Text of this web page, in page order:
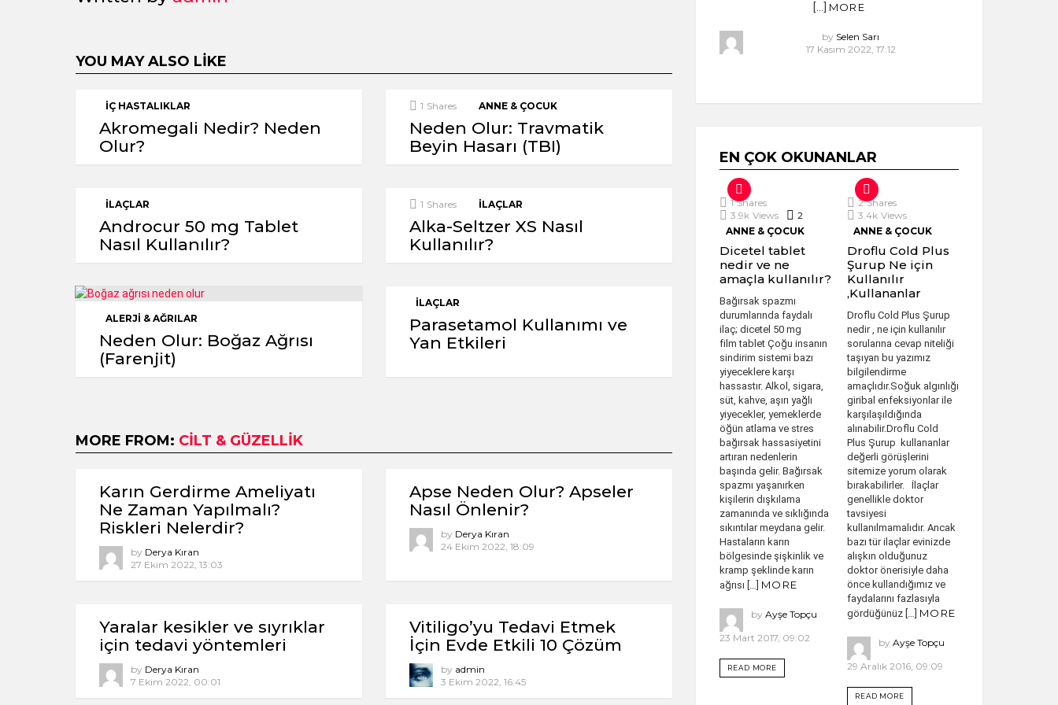
YOU MAY ALSO LIKE
İÇ HASTALIKLAR
Akromegali Nedir? Neden
Olur?
1 Shares ANNE & ÇOCUK
Neden Olur: Travmatik
Beyin Hasarı (TBI)
İLAÇLAR
Androcur 50 mg Tablet
Nasıl Kullanılır?
1 Shares İLAÇLAR
Alka-Seltzer XS Nasıl
Kullanılır?
ALERJI & AĞRILAR
Neden Olur: Boğaz Ağrısı
(Farenjit)
İLAÇLAR
Parasetamol Kullanımı ve
Yan Etkileri
MORE FROM: CILT & GÜZELLIK
Karın Gerdirme Ameliyatı
Ne Zaman Yapılmalı?
Riskleri Nelerdir?
by Derya Kıran
27 Ekim 2022, 13:03
Apse Neden Olur? Apseler
Nasıl Önlenir?
by Derya Kıran
24 Ekim 2022, 18:09
Yaralar kesikler ve sıyrıklar
için tedavi yöntemleri
by Derya Kıran
7 Ekim 2022, 00:01
Vitiligo’yu Tedavi Etmek
İçin Evde Etkili 10 Çözüm
by admin
3 Ekim 2022, 16:45
[…] MORE
by Selen Sarı
17 Kasım 2022, 17:12
EN ÇOK OKUNANLAR
1 Shares
3.9k Views 2
ANNE & ÇOCUK
Dicetel tablet
nedir ve ne
amaçla kullanılır?
Bağırsak spazmı
durumlarında faydalı
ilaç; dicetel 50 mg
film tablet Çoğu insanın
sindirim sistemi bazı
yiyeceklere karşı
hassastır. Alkol, sigara,
süt, kahve, aşırı yağlı
yiyecekler, yemeklerde
öğün atlama ve stres
bağırsak hassasiyetini
artıran nedenlerin
başında gelir. Bağırsak
spazmı yaşanırken
kişilerin dışkılama
zamanında ve sıklığında
sıkıntılar meydana gelir.
Hastaların karın
bölgesinde şişkinlik ve
kramp şeklinde karın
ağrısı […] MORE
by Ayşe Topçu
23 Mart 2017, 09:02
READ MORE
2 Shares
3.4k Views
ANNE & ÇOCUK
Droflu Cold Plus
Şurup Ne için
Kullanılır
,Kullananlar
Droflu Cold Plus Şurup
nedir , ne için kullanılır
sorularına cevap niteliği
taşıyan bu yazımız
bilgilendirme
amaçlıdır.Soğuk algınlığı
giribal enfeksiyonlar ile
karşılaşıldığında
alınabilir.Droflu Cold
Plus Şurup kullananlar
değerli görüşlerini
sitemize yorum olarak
bırakabilirler. İlaçlar
genellikle doktor
tavsiyesi
kullanılmamalıdır. Ancak
bazı tür ilaçlar evinizde
alışkın olduğunuz
doktor önerisiyle daha
önce kullandığımız ve
faydalarını fazlasıyla
gördüğünüz […] MORE
by Ayşe Topçu
29 Aralık 2016, 09:09
READ MORE